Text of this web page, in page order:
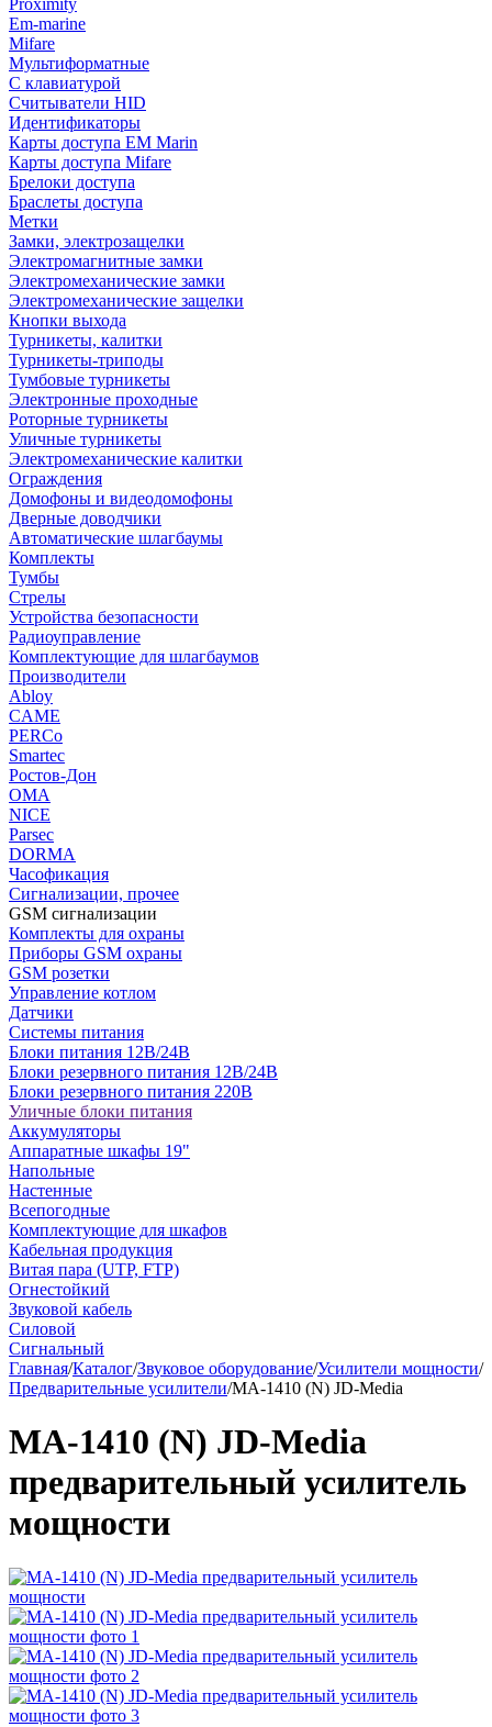
Proximity
Em-marine
Mifare
Мультиформатные
С клавиатурой
Считыватели HID
Идентификаторы
Карты доступа EM Marin
Карты доступа Mifare
Брелоки доступа
Браслеты доступа
Метки
Замки, электрозащелки
Электромагнитные замки
Электромеханические замки
Электромеханические защелки
Кнопки выхода
Турникеты, калитки
Турникеты-триподы
Тумбовые турникеты
Электронные проходные
Роторные турникеты
Уличные турникеты
Электромеханические калитки
Ограждения
Домофоны и видеодомофоны
Дверные доводчики
Автоматические шлагбаумы
Комплекты
Тумбы
Стрелы
Устройства безопасности
Радиоуправление
Комплектующие для шлагбаумов
Производители
Abloy
CAME
PERCo
Smartec
Ростов-Дон
ОМА
NICE
Parsec
DORMA
Часофикация
Сигнализации, прочее
GSM сигнализации
Комплекты для охраны
Приборы GSM охраны
GSM розетки
Управление котлом
Датчики
Системы питания
Блоки питания 12В/24В
Блоки резервного питания 12В/24В
Блоки резервного питания 220В
Уличные блоки питания
Аккумуляторы
Аппаратные шкафы 19"
Напольные
Настенные
Всепогодные
Комплектующие для шкафов
Кабельная продукция
Витая пара (UTP, FTP)
Огнестойкий
Звуковой кабель
Силовой
Сигнальный
Главная/Каталог/Звуковое оборудование/Усилители мощности/
Предварительные усилители/MA-1410 (N) JD-Media
MA-1410 (N) JD-Media
предварительный усилитель
мощности